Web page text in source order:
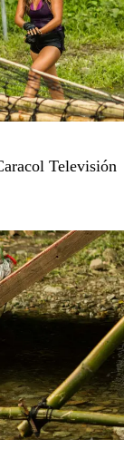
Televisión